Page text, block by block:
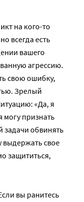
на кого-то
всегда есть
вашего
агрессию.
свою ошибку,
Зрелый
«Да, я
могу признать
задачи обвинять
выдержать свое
защититься,
вы ранитесь